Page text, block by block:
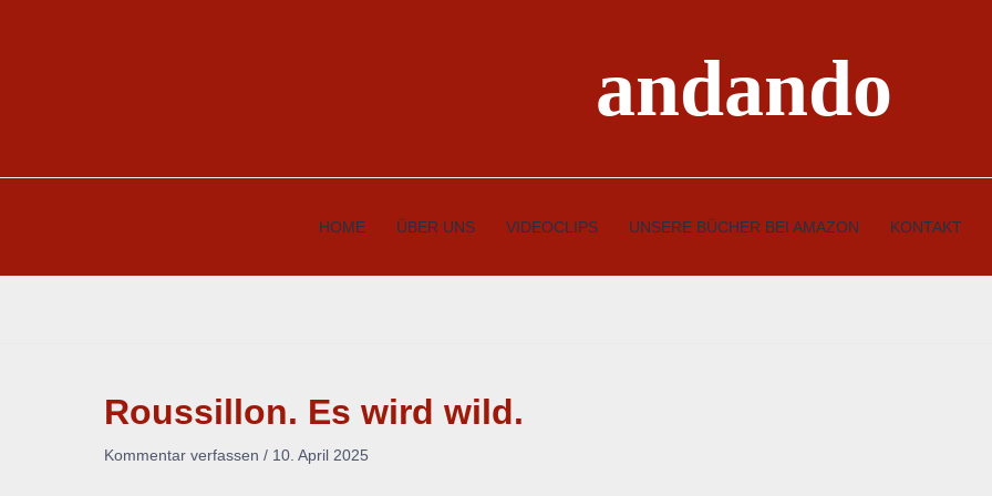
andando
HOME ÜBER UNS VIDEOCLIPS UNSERE BÜCHER BEI AMAZON KONTAKT
Roussillon. Es wird wild.
Kommentar verfassen / 10. April 2025